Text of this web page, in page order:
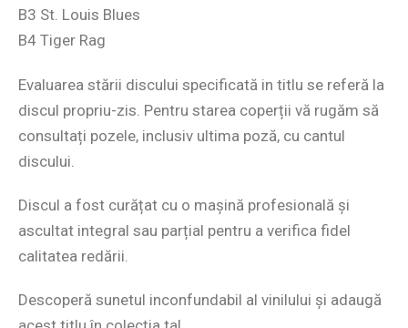
B3 St. Louis Blues
B4 Tiger Rag
Evaluarea stării discului specificată in titlu se referă la
discul propriu-zis. Pentru starea coperții vă rugăm să
consultați pozele, inclusiv ultima poză, cu cantul
discului.
Discul a fost curățat cu o mașină profesională și
ascultat integral sau parțial pentru a verifica fidel
calitatea redării.
Descoperă sunetul inconfundabil al vinilului și adaugă